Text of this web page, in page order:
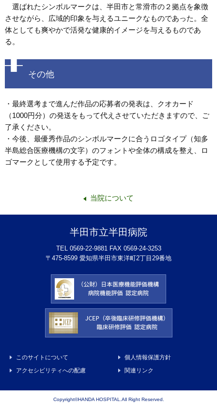
選ばれたシンボルマークは、半田市と常滑市の２拠点を象徴
させながら、広域的印象を与えるユニークなものであった。全
体としても爽やかで活発な健康的イメージを与えるものであ
る。
その他
・最終選考まで進んだ作品の応募者の発表は、クオカード
（1000円分）の発送をもって代えさせていただきますので、ご
了承ください。
・今後、最優秀作品のシンボルマークに合うロゴタイプ（知多
半島総合医療機構の文字）のフォントや全体の構成を整え、ロ
ゴマークとして使用する予定です。
当院について
半田市立半田病院
TEL 0569-22-9881 FAX 0569-24-3253
〒475-8599 愛知県半田市東洋町2丁目29番地
このサイトについて
個人情報保護方針
アクセシビリティへの配慮
関連リンク
Copyright©HANDA HOSPITAL.All Right Reserved.